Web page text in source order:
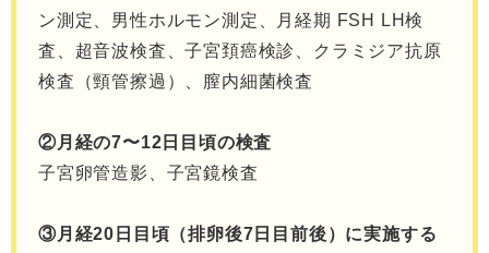
ン測定、男性ホルモン測定、月経期 FSH LH検
査、超音波検査、子宮頚癌検診、クラミジア抗原
検査（頸管擦過）、膣内細菌検査
②月経の7〜12日目頃の検査
子宮卵管造影、子宮鏡検査
③月経20日目頃（排卵後7日目前後）に実施する